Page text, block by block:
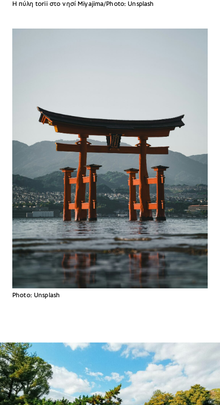
Η πύλη torii στο νησί Miyajima/Photo: Unsplash
Photo: Unsplash